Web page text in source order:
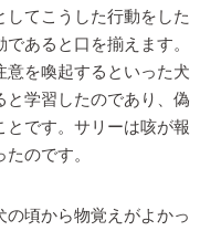
てこうした行動をした
あると口を揃えます。
を喚起するといった犬
と学習したのであり、偽
とです。サリーは咳が報
のです。
頃から物覚えがよかっ